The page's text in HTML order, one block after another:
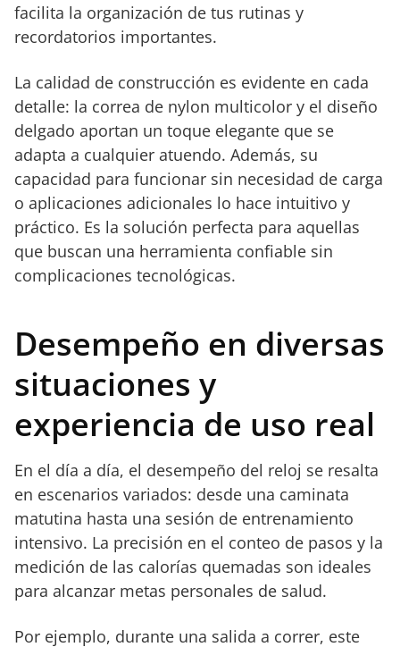
facilita la organización de tus rutinas y
recordatorios importantes.
La calidad de construcción es evidente en cada
detalle: la correa de nylon multicolor y el diseño
delgado aportan un toque elegante que se
adapta a cualquier atuendo. Además, su
capacidad para funcionar sin necesidad de carga
o aplicaciones adicionales lo hace intuitivo y
práctico. Es la solución perfecta para aquellas
que buscan una herramienta confiable sin
complicaciones tecnológicas.
Desempeño en diversas
situaciones y
experiencia de uso real
En el día a día, el desempeño del reloj se resalta
en escenarios variados: desde una caminata
matutina hasta una sesión de entrenamiento
intensivo. La precisión en el conteo de pasos y la
medición de las calorías quemadas son ideales
para alcanzar metas personales de salud.
Por ejemplo, durante una salida a correr, este